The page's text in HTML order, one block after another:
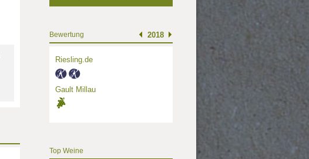
Bewertung 2018
Riesling.de
Gault Millau
Top Weine